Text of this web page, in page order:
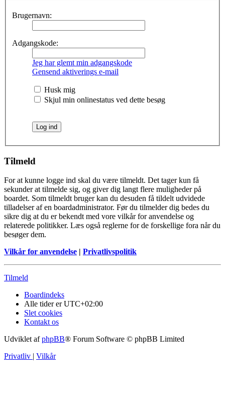
Brugernavn:
Adgangskode:
Jeg har glemt min adgangskode
Gensend aktiverings e-mail
Husk mig
Skjul min onlinestatus ved dette besøg
Tilmeld
For at kunne logge ind skal du være tilmeldt. Det tager kun få
sekunder at tilmelde sig, og giver dig langt flere muligheder på
boardet. Som tilmeldt bruger kan du desuden få tildelt udvidede
tilladelser af en boardadministrator. Før du tilmelder dig bedes du
sikre dig at du er bekendt med vore vilkår for anvendelse og
relaterede politikker. Læs også reglerne for de forskellige fora når du
besøger dem.
Vilkår for anvendelse | Privatlivspolitik
Tilmeld
Boardindeks
Alle tider erUTC+02:00
Slet cookies
Kontakt os
Udviklet afphpBB® Forum Software © phpBB Limited
Privatliv | Vilkår